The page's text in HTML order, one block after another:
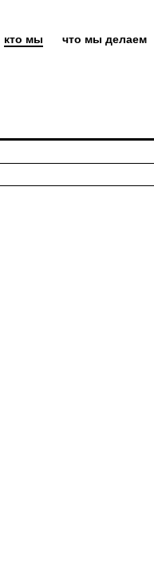
кто мы что мы делаем